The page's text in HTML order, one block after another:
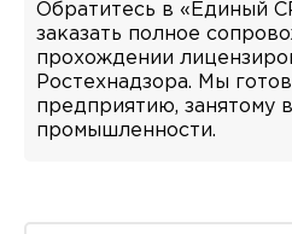
Обратитесь в «Единый
заказать полное
прохождении
Ростехнадзора. Мы
предприятию, занятому
промышленности.